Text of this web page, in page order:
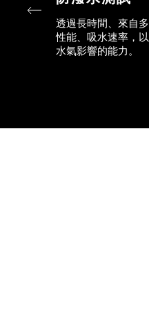
透過長時間、來自
性能、吸水速率，
水氣影響的能力。